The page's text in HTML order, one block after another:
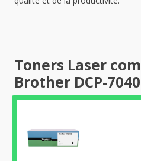
Toners Laser
Brother DCP-7040